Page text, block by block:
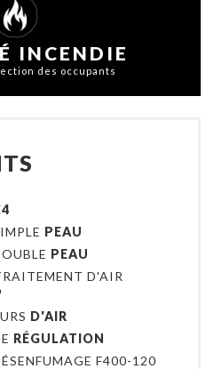
INCENDIE
des occupants
PEAU
PEAU
D'AIR
D'AIR
RÉGULATION
F400-120